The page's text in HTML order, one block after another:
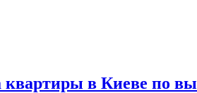
в Киеве по